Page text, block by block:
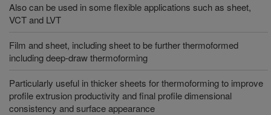
Also can be used in some flexible applications such as sheet,
VCT and LVT
Film and sheet, including sheet to be further thermoformed
including deep-draw thermoforming
Particularly useful in thicker sheets for thermoforming to improve
profile extrusion productivity and final profile dimensional
consistency and surface appearance